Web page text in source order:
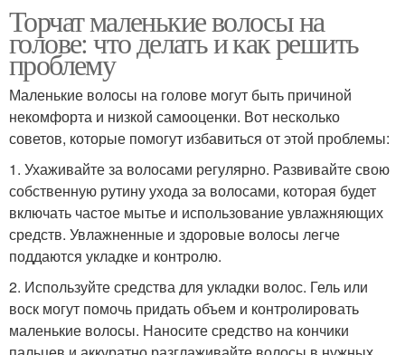
Торчат маленькие волосы на
голове: что делать и как решить
проблему
Маленькие волосы на голове могут быть причиной
некомфорта и низкой самооценки. Вот несколько
советов, которые помогут избавиться от этой проблемы:
1. Ухаживайте за волосами регулярно. Развивайте свою
собственную рутину ухода за волосами, которая будет
включать частое мытье и использование увлажняющих
средств. Увлажненные и здоровые волосы легче
поддаются укладке и контролю.
2. Используйте средства для укладки волос. Гель или
воск могут помочь придать объем и контролировать
маленькие волосы. Наносите средство на кончики